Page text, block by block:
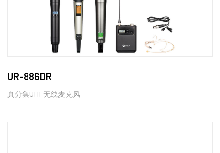
UR-886DR
真分集UHF无线麦克风